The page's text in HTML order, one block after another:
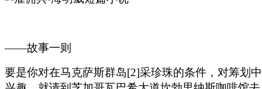
——故事一则
要是你对在马克萨斯群岛[2]采珍珠的条件，对筹划